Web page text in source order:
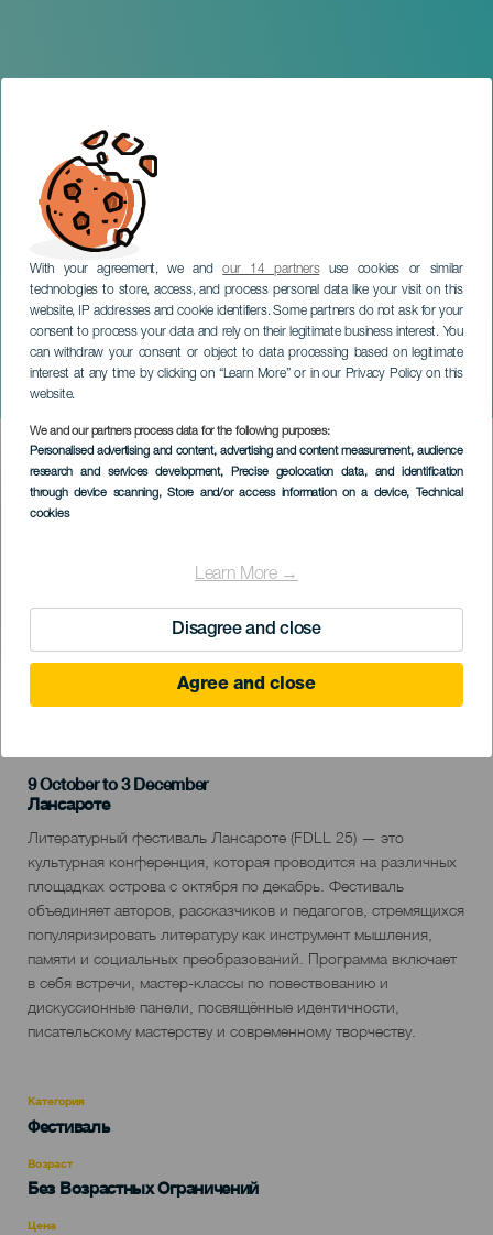
With your agreement, we andour 14 partnersuse cookies or similar
technologies to store, access, and process personal data like your visit on this
website, IP addresses and cookie identifiers. Some partners do not ask for your
consent to process your data and rely on their legitimate business interest. You
can withdraw your consent or object to data processing based on legitimate
interest at any time by clicking on “Learn More” or in our Privacy Policy on this
website.
We and our partners process data for the following purposes:
Personalised advertising and content, advertising and content measurement, audience
research and services development, Precise geolocation data, and identification
through device scanning, Store and/or access information on a device, Technical
cookies
Learn More →
Disagree and close
Agree and close
Литературный фестиваль
Лансароте
ЛАНСАРОТЕ
Imagen
Listado
9 October to 3 December
Islas
Лансароте
Descripción
del
evento
Литературный фестиваль Лансароте (FDLL 25) — это
культурная конференция, которая проводится на различных
площадках острова с октября по декабрь. Фестиваль
объединяет авторов, рассказчиков и педагогов, стремящихся
популяризировать литературу как инструмент мышления,
памяти и социальных преобразований. Программа включает
в себя встречи, мастер-классы по повествованию и
дискуссионные панели, посвящённые идентичности,
писательскому мастерству и современному творчеству.
Категория
Categoría
evento
Фестиваль
Возраст
Edad
Recomendada
Без Возрастных Ограничений
Цена